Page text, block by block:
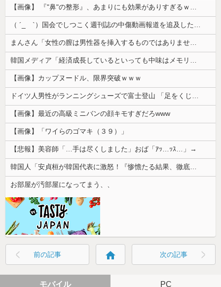
【画像】 『"鼻"の整形』、あまりにも効果がありすぎるｗｗｗｗｗｗｗｗｗｗｗ
（ ´_ゝ`）国会でしつこく週刊誌の中傷動画報道を追及した立憲議員、自身への誹謗中傷・苦情電話被害を訴え「総理に疑問を質す、当然のことをした...
まんさん「女性の膣は男性器を挿入するものではありません」
韓国メディア「経済成長しているといっても中味はメモリ価格だけ。雇用増加見通しが半減してしまった」……韓国の内需不況は根強い状況っすね
【画像】カップヌードル、限界突破ｗｗｗ
ドイツ人男性がランニングシューズで富士登山 「足をくじいて動けない」
【画像】最近の高級ミニバンの顔キモすぎだろwww
【画像】「ワイらのゴマキ（３９）」
【悲報】美容師「…手は尽くしました」おば「ｱｯ…ｯｽ…」→
韓国人「安貞桓が韓国代表に激怒！『惨憺たる結果、徹底的な刷新が必要だ』と監督や協会を痛烈批判」
お部屋が汚部屋になってまう、、
前の記事 home 次の記事
モバイル PC